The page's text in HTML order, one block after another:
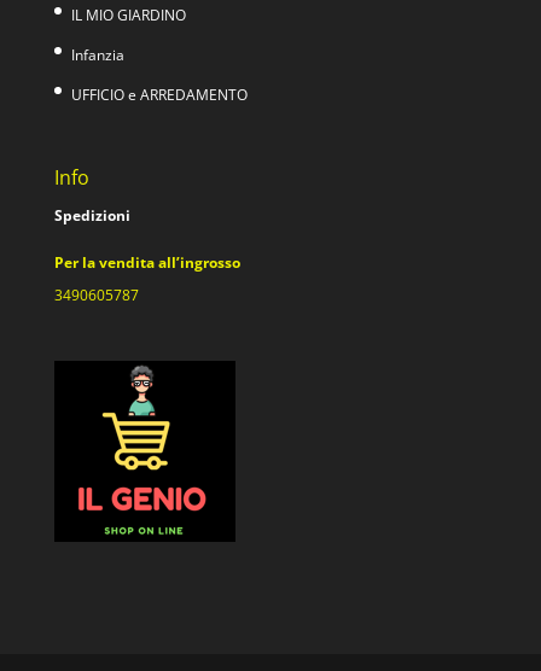
IL MIO GIARDINO
Infanzia
UFFICIO e ARREDAMENTO
Info
Spedizioni
Per la vendita all’ingrosso
3490605787